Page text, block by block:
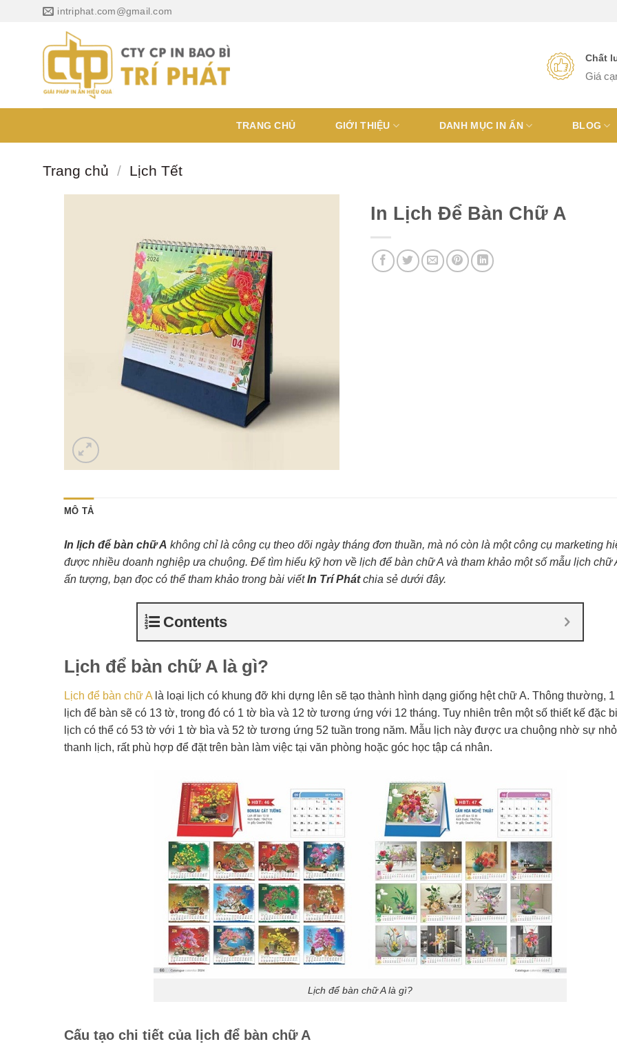
intriphat.com@gmail.com
Chất
Giá
TRANG CHỦ GIỚI THIỆU DANH MỤC IN ẤN BLOG
Trang chủ / Lịch Tết
In Lịch Để Bàn Chữ A
MÔ TẢ
In lịch để bàn chữ A không chỉ là công cụ theo dõi ngày tháng đơn thuần, mà nó còn là một công cụ marketing
được nhiều doanh nghiệp ưa chuộng. Để tìm hiểu kỹ hơn về lịch để bàn chữ A và tham khảo một số mẫu lịch chữ
ấn tượng, bạn đọc có thể tham khảo trong bài viếtIn Trí Phátchia sẻ dưới đây.
Contents
Lịch để bàn chữ A là gì?
Lịch để bàn chữ Alà loại lịch có khung đỡ khi dựng lên sẽ tạo thành hình dạng giống hệt chữ A. Thông thường, 1
lịch để bàn sẽ có 13 tờ, trong đó có 1 tờ bìa và 12 tờ tương ứng với 12 tháng. Tuy nhiên trên một số thiết kế đặc
lịch có thể có 53 tờ với 1 tờ bìa và 52 tờ tương ứng 52 tuần trong năm. Mẫu lịch này được ưa chuộng nhờ sự
thanh lịch, rất phù hợp để đặt trên bàn làm việc tại văn phòng hoặc góc học tập cá nhân.
Lịch để bàn chữ A là gì?
Cấu tạo chi tiết của lịch để bàn chữ A